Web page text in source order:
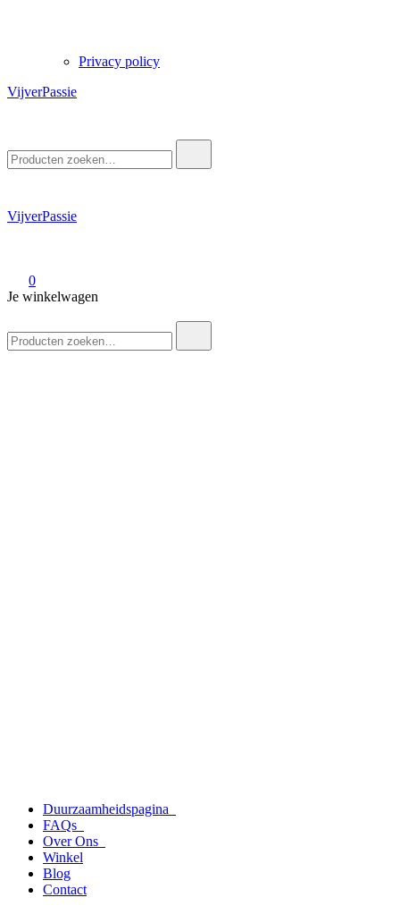
Privacy policy
VijverPassie
naar:
VijverPassie
0
Je winkelwagen
naar:
Duurzaamheidspagina
FAQs
Over Ons
Winkel
Blog
Contact